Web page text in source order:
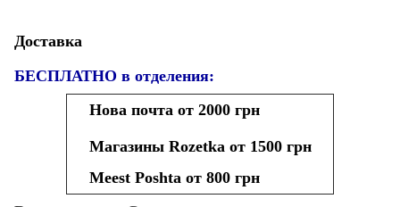
Доставка
БЕСПЛАТНО в отделения:
Нова почта от 2000 грн
Магазины Rozetka от 1500 грн
Meest Poshta от 800 грн